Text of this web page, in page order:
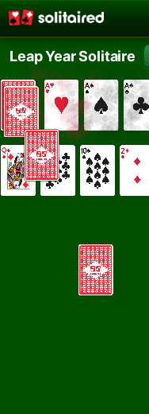
Leap Year Solitaire